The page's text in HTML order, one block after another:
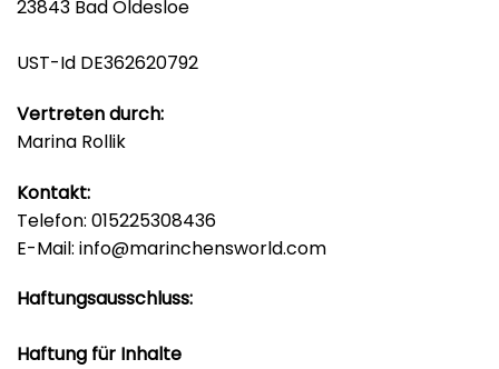
23843 Bad Oldesloe
UST-Id DE362620792
Vertreten durch:
Marina Rollik
Kontakt:
Telefon: 015225308436
E-Mail: info@marinchensworld.com
Haftungsausschluss:
Haftung für Inhalte